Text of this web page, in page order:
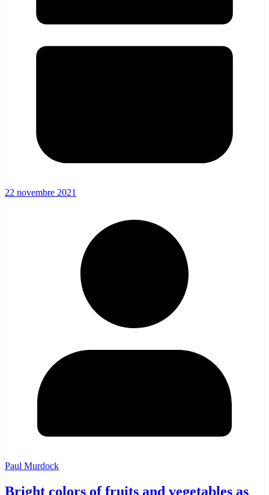
22 novembre 2021
Paul Murdock
Bright colors of fruits and vegetables as